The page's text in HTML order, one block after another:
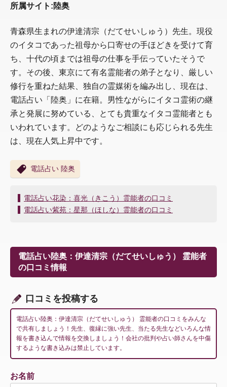
所属サイト:陸奥
青森県生まれの伊達清宗（だてせいしゅう）先生。現役
のイタコであった祖母から口寄せの手ほどきを受けて育
ち、十代の頃までは祖母の仕事を手伝っていたそうで
す。その後、東京にて有名霊能者の弟子となり、厳しい
修行を重ねた結果、独自の霊媒術を編み出し、現在は、
電話占い「陸奥」に在籍。男性ながらにイタコ霊術の継
承と発展に努めている、とても貴重なイタコ霊能者とも
いわれています。どのようなご相談にも応じられる先生
は、現在人気上昇中です。
電話占い 陸奥
投
稿
ー
シ
ョ
電話占い花染：喜光（きこう）霊能者の口コミ
電話占い紫苑：星那（ほしな）霊能者の口コミ
電話占い陸奥：伊達清宗（だてせいしゅう） 霊能者
の口コミ情報
口コミを投稿する
電話占い陸奥：伊達清宗（だてせいしゅう） 霊能者の口コミをみんな
で共有しましょう！先生、復縁に強い先生、当たる先生などいろんな情
報を書き込んで情報を交換しましょう！会社の批判や占い師さんを中傷
するような書き込みは禁止しています。
お名前